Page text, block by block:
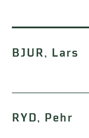
BJUR, Lars
RYD, Pehr